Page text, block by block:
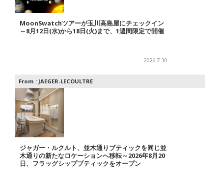
MoonSwatchツアーが玉川高島屋にチェックイン
～8月12日(水)から18日(火)まで、1週間限定で開催
2026.7.30
From : JAEGER-LECOULTRE
ジャガー・ルクルト、並木通りブティックを同じ並
木通りの新たなロケーションへ移転～2026年8月20
日、フラッグシップブティックをオープン